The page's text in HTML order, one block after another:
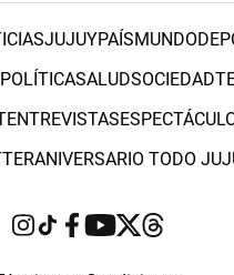
JUJUYPAÍSMUNDO
POLÍTICASALUDSOCIEDAD
ENTREVISTAS
ANIVERSARIO TODO